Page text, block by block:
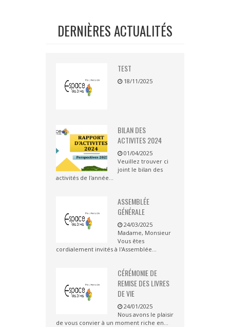
DERNIÈRES ACTUALITÉS
TEST
18/11/2025
BILAN DES
ACTIVITES 2024
01/04/2025
Veuillez trouver ci
joint le bilan des
activités de l'année...
ASSEMBLÉE
GÉNÉRALE
24/03/2025
Madame, Monsieur
Vous êtes
cordialement invités à l'Assemblée...
CÉRÉMONIE DE
REMISE DES LIVRES
DE VIE
24/01/2025
Nous avons le plaisir
de vous convier à un moment riche en...